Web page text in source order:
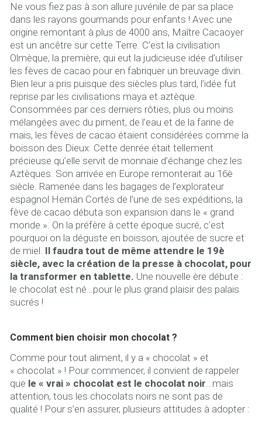
Ne vous fiez pas à son allure juvénile de par sa place
dans les rayons gourmands pour enfants ! Avec une
origine remontant à plus de 4000 ans, Maître Cacaoyer
est un ancêtre sur cette Terre. C’est la civilisation
Olmèque, la première, qui eut la judicieuse idée d’utiliser
les fèves de cacao pour en fabriquer un breuvage divin.
Bien leur a pris puisque des siècles plus tard, l’idée fut
reprise par les civilisations maya et aztèque.
Consommées par ces derniers rôties, plus ou moins
mélangées avec du piment, de l’eau et de la farine de
maïs, les fèves de cacao étaient considérées comme la
boisson des Dieux. Cette denrée était tellement
précieuse qu’elle servit de monnaie d’échange chez les
Aztèques. Son arrivée en Europe remonterait au 16è
siècle. Ramenée dans les bagages de l’explorateur
espagnol Hernán Cortés de l’une de ses expéditions, la
fève de cacao débuta son expansion dans le « grand
monde ». On la préfère à cette époque sucré, c’est
pourquoi on la déguste en boisson, ajoutée de sucre et
de miel. Il faudra tout de même attendre le 19è
siècle, avec la création de la presse à chocolat, pour
la transformer en tablette. Une nouvelle ère débute :
le chocolat est né…pour le plus grand plaisir des palais
sucrés !
Comment bien choisir mon chocolat ?
Comme pour tout aliment, il y a « chocolat » et
« chocolat » ! Pour commencer, il convient de rappeler
que le « vrai » chocolat est le chocolat noir …mais
attention, tous les chocolats noirs ne sont pas de
qualité ! Pour s’en assurer, plusieurs attitudes à adopter :